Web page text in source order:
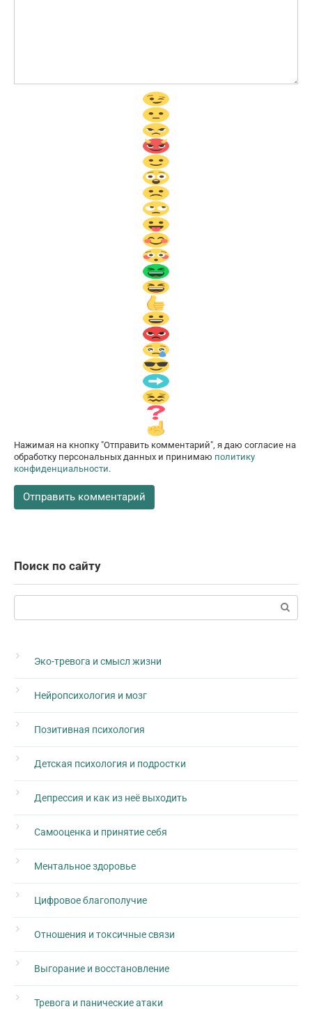
Нажимая на кнопку "Отправить комментарий", я даю согласие на
обработку персональных данных и принимаю политику
конфиденциальности.
Поиск по сайту
Поиск:
Эко-тревога и смысл жизни
Нейропсихология и мозг
Позитивная психология
Детская психология и подростки
Депрессия и как из неё выходить
Самооценка и принятие себя
Ментальное здоровье
Цифровое благополучие
Отношения и токсичные связи
Выгорание и восстановление
Тревога и панические атаки